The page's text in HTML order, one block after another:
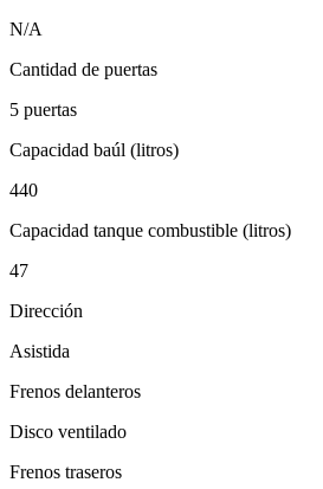
N/A
Cantidad de puertas
5 puertas
Capacidad baúl (litros)
440
Capacidad tanque combustible (litros)
47
Dirección
Asistida
Frenos delanteros
Disco ventilado
Frenos traseros